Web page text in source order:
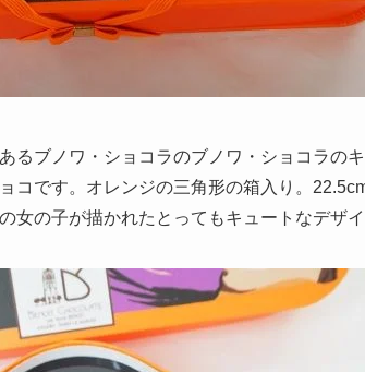
るブノワ・ショコラのブノワ・ショコラの
コです。オレンジの三角形の箱入り。
女の子が描かれたとってもキュートなデザイ